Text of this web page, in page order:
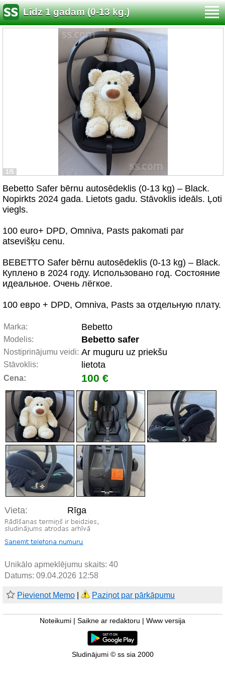
Līdz 1 gadam (0-13 kg.)
1/5
Bebetto Safer bērnu autosēdeklis (0-13 kg) – Black.
Nopirkts 2024 gada. Lietots gadu. Stāvoklis ideāls. Ļoti
viegls.
100 euro+ DPD, Omniva, Pasts pakomati par
atsevišķu cenu.
BEBETTO Safer bērnu autosēdeklis (0-13 kg) – Black.
Куплено в 2024 году. Использовано год. Состояние
идеальное. Очень лёгкое.
100 евро + DPD, Omniva, Pasts за отдельную плату.
Marka: Bebetto
Modelis: Bebetto safer
Nostiprinājumu veidi: Ar muguru uz priekšu
Stāvoklis: lietota
Cena: 100 €
Vieta: Rīga
Unikālo apmeklējumu skaits: 40
Datums: 09.04.2026 12:58
Pievienot Memo Paziņot par pārkāpumu
Noteikumi Saikne ar redaktoru Www versija
Sludinājumi © ss sia 2000